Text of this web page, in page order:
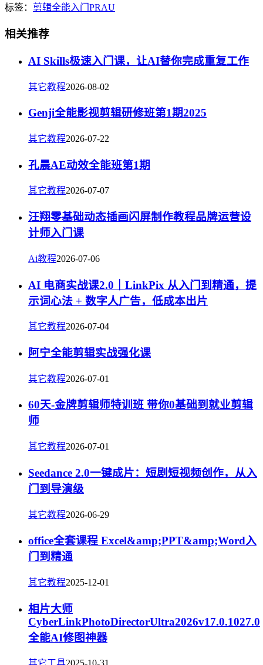
标签： 剪辑全能入门 PRAU
相关推荐
AI Skills极速入门课，让AI替你完成重复工作
其它教程2026-08-02
Genji全能影视剪辑研修班第1期2025
其它教程2026-07-22
孔晨AE动效全能班第1期
其它教程2026-07-07
汪翔零基础动态插画闪屏制作教程品牌运营设
计师入门课
Ai教程2026-07-06
AI 电商实战课2.0｜LinkPix 从入门到精通，提
示词心法 + 数字人广告，低成本出片
其它教程2026-07-04
阿宁全能剪辑实战强化课
其它教程2026-07-01
60天-金牌剪辑师特训班 带你0基础到就业剪辑
师
其它教程2026-07-01
Seedance 2.0一键成片：短剧短视频创作，从入
门到导演级
其它教程2026-06-29
office全套课程 Excel&amp;PPT&amp;Word入
门到精通
其它教程2025-12-01
相片大师
CyberLinkPhotoDirectorUltra2026v17.0.1027.0
全能AI修图神器